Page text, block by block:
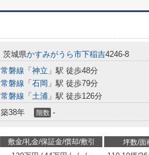
茨城県かすみがうら市下稲吉4246-8
常磐線 「 神立 」駅 徒歩48分
常磐線 「 石岡 」駅 徒歩79分
常磐線 「 土浦 」駅 徒歩126分
築38年 階数 -
敷金/礼金/保証金/償却/敷引 坪数/面